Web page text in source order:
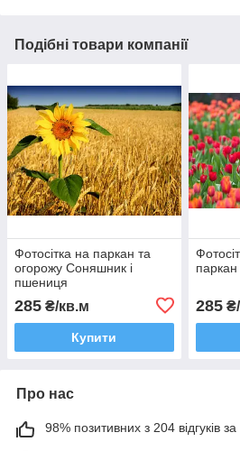
Подібні товари компанії
Фотосітка на паркан та
огорожу Соняшник і
пшениця
285 ₴/кв.м
Купити
285₴/
Про нас
98% позитивних з 204 відгуків за